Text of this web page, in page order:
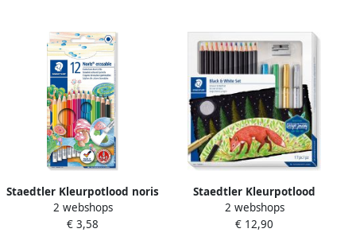
Staedtler Kleurpotlood noris
club uitgombaar 12
potloden
2 webshops
€ 3,58
Staedtler Kleurpotlood
Design Journey Black &amp
White 17 delig
2 webshops
€ 12,90